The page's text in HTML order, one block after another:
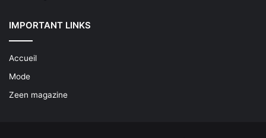
IMPORTANT LINKS
Accueil
Mode
Zeen magazine